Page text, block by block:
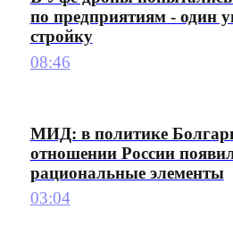
по предприятиям - один
стройку
08:46
МИД: в политике
отношении России
рациональные элементы
03:04